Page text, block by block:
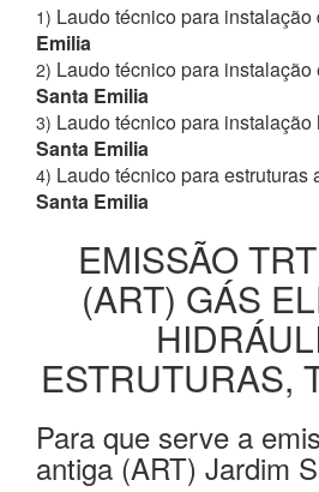
1) Laudo técnico para instalação
Emilia
2) Laudo técnico para instalação
Santa Emilia
3) Laudo técnico para
Santa Emilia
4) Laudo técnico para estruturas
Santa Emilia
EMISSÃO
(ART) GÁS
ESTRUTURAS,
Para que serve a
antiga (ART) Jardim